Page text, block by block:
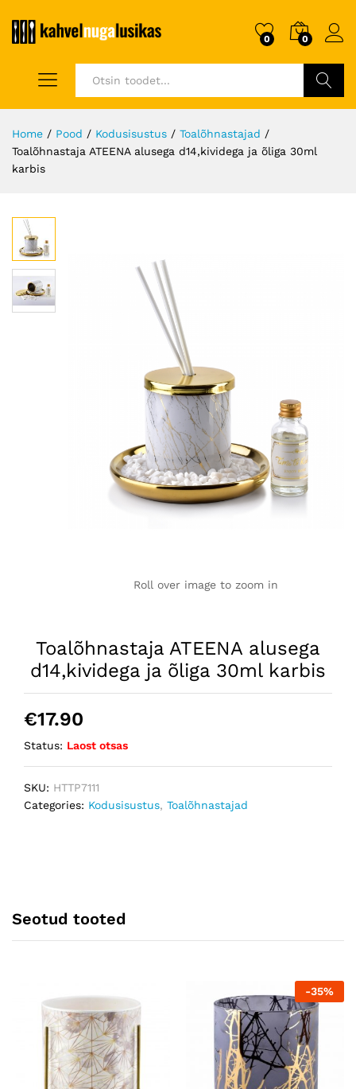
0 0
Home / Pood / Kodusisustus / Toalõhnastajad /
Toalõhnastaja ATEENA alusega d14,kividega ja õliga 30ml
karbis
Roll over image to zoom in
Toalõhnastaja ATEENA alusega
d14,kividega ja õliga 30ml karbis
€17.90
Status: Laost otsas
SKU: HTTP7111
Categories: Kodusisustus, Toalõhnastajad
Seotud tooted
-35%